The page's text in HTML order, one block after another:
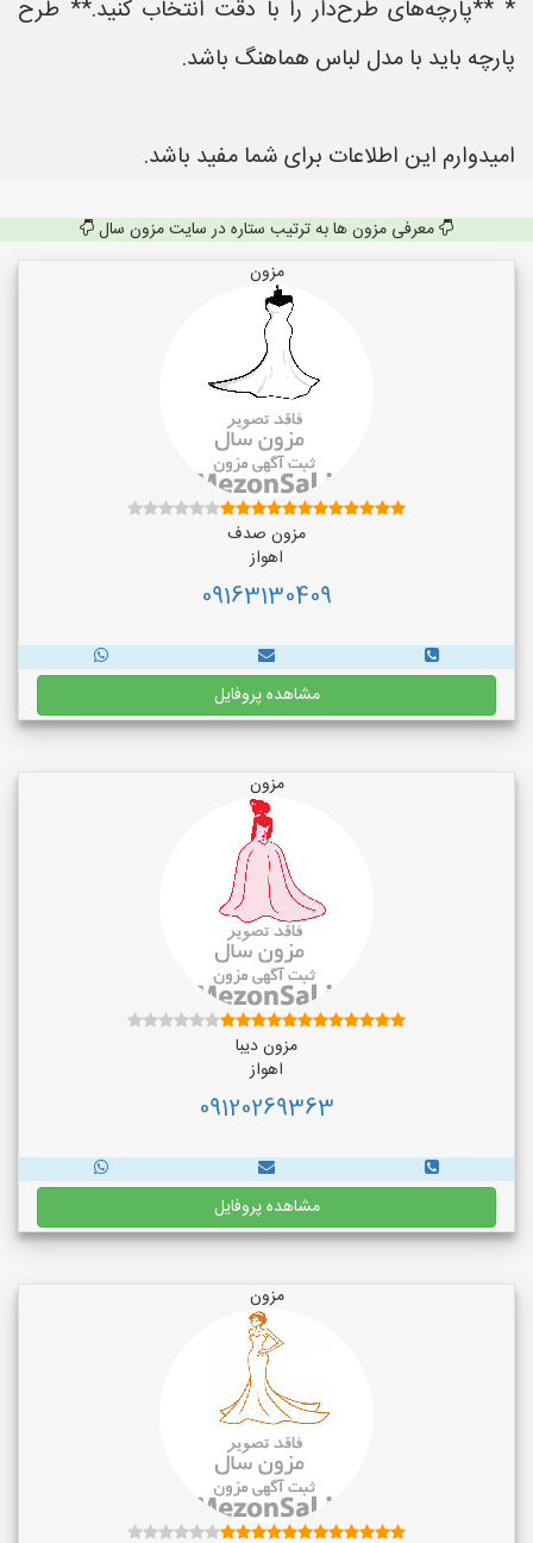
* **پارچه‌های طرح‌دار را با دقت انتخاب کنید.** طرح
پارچه باید با مدل لباس هماهنگ باشد.
امیدوارم این اطلاعات برای شما مفید باشد.
معرفی مزون ها به ترتیب ستاره در سایت مزون سال
مزون
مزون صدف
اهواز
09163130409
مشاهده پروفایل
مزون
مزون دیبا
اهواز
09120269363
مشاهده پروفایل
مزون